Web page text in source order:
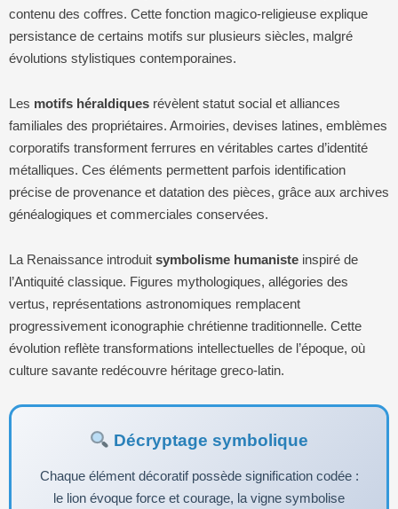
contenu des coffres. Cette fonction magico-religieuse explique
persistance de certains motifs sur plusieurs siècles, malgré
évolutions stylistiques contemporaines.
Les motifs héraldiques révèlent statut social et alliances
familiales des propriétaires. Armoiries, devises latines, emblèmes
corporatifs transforment ferrures en véritables cartes d’identité
métalliques. Ces éléments permettent parfois identification
précise de provenance et datation des pièces, grâce aux archives
généalogiques et commerciales conservées.
La Renaissance introduit symbolisme humaniste inspiré de
l’Antiquité classique. Figures mythologiques, allégories des
vertus, représentations astronomiques remplacent
progressivement iconographie chrétienne traditionnelle. Cette
évolution reflète transformations intellectuelles de l’époque, où
culture savante redécouvre héritage greco-latin.
Décryptage symbolique
Chaque élément décoratif possède signification codée :
le lion évoque force et courage, la vigne symbolise